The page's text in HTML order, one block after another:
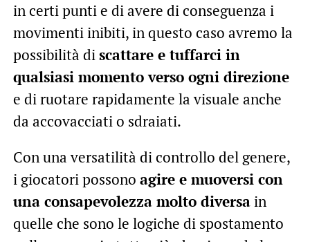
in certi punti e di avere di conseguenza i
movimenti inibiti, in questo caso avremo la
possibilità discattare e tuffarci in
qualsiasi momento verso ogni direzione
e di ruotare rapidamente la visuale anche
da accovacciati o sdraiati.
Con una versatilità di controllo del genere,
i giocatori possono agire e muoversi con
una consapevolezza molto diversain
quelle che sono le logiche di spostamento